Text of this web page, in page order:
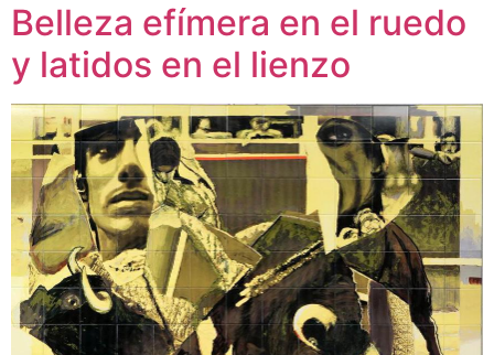
Belleza efímera en el ruedo
y latidos en el lienzo